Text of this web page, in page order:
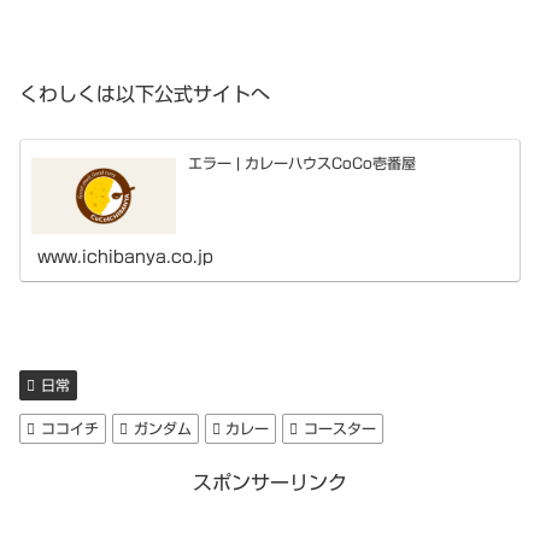
くわしくは以下公式サイトへ
エラー | カレーハウスCoCo壱番屋
www.ichibanya.co.jp
日常
ココイチ ガンダム カレー コースター
スポンサーリンク